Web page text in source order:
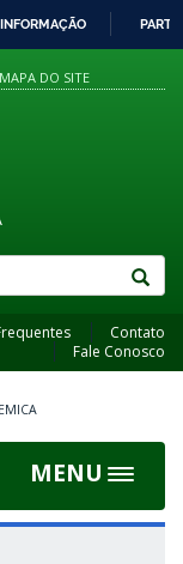
MAPA DO SITE
Contato
Fale Conosco
MENU
Toggle